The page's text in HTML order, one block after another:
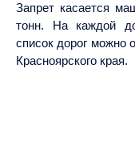
Запрет касается
тонн. На каждой
список дорог можно
Красноярского края.